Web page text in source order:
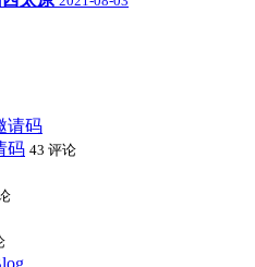
码 43 评论